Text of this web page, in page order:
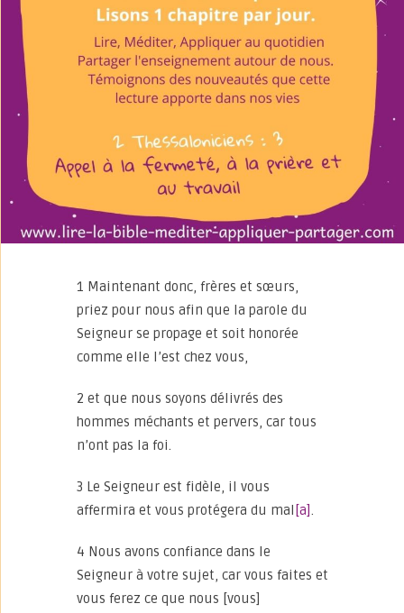
1 Maintenant donc, frères et sœurs,
priez pour nous afin que la parole du
Seigneur se propage et soit honorée
comme elle l’est chez vous,
2 et que nous soyons délivrés des
hommes méchants et pervers, car tous
n’ont pas la foi.
3 Le Seigneur est fidèle, il vous
affermira et vous protégera du mal [a].
4 Nous avons confiance dans le
Seigneur à votre sujet, car vous faites et
vous ferez ce que nous [vous]